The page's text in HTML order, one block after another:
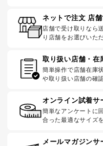
ネットで注文 店舗
店舗で受け取りなら
り店舗をお選びいた
取り扱い店舗・在
簡単操作で店舗在庫
や取り扱い店舗の確
オンライン試着サ
簡単なアンケートに
合った最適なサイズ
メールマガジンサ